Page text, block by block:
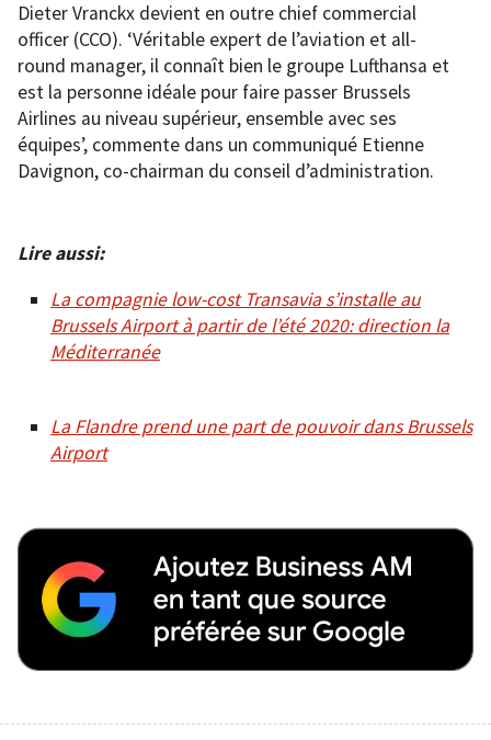
Dieter Vranckx devient en outre chief commercial
officer (CCO). ‘Véritable expert de l’aviation et all-
round manager, il connaît bien le groupe Lufthansa et
est la personne idéale pour faire passer Brussels
Airlines au niveau supérieur, ensemble avec ses
équipes’, commente dans un communiqué Etienne
Davignon, co-chairman du conseil d’administration.
Lire aussi:
La compagnie low-cost Transavia s’installe au
Brussels Airport à partir de l’été 2020: direction la
Méditerranée
La Flandre prend une part de pouvoir dans Brussels
Airport